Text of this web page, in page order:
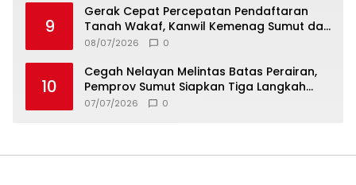
9
Gerak Cepat Percepatan Pendaftaran
Tanah Wakaf, Kanwil Kemenag Sumut dan
Lintas Instansi Bahas Draf MoU
08/07/2026 0
10
Cegah Nelayan Melintas Batas Perairan,
Pemprov Sumut Siapkan Tiga Langkah
Strategis
07/07/2026 0